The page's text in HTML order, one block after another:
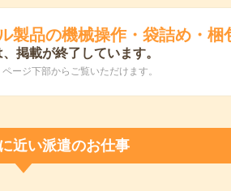
製品の機械操作・袋詰め・梱
掲載が終了しています。
ージ下部からご覧いただけます。
近い派遣のお仕事